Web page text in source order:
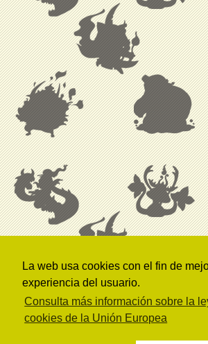
La web usa cookies con el fin de
experiencia del usuario.
Consulta más información sobre la
cookies de la Unión Europea